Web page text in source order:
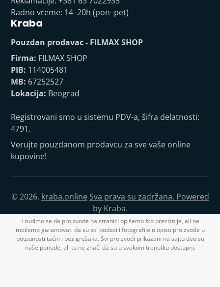
Radno vreme: 14–20h (pon–pet)
Kraba
Pouzdan prodavac - FILMAX SHOP
Firma: FILMAX SHOP
PIB: 114005481
MB: 67252527
Lokacija: Beograd
Registrovani smo u sistemu PDV-a, šifra delatnosti:
4791.
Verujte pouzdanom prodavcu za sve vaše online
kupovine!
© 2026, kraba.online Sva prava su zadržana. Powered
by Kraba.
Trudimo se da proizvode na stranici opišemo što preciznije, ali ne
možemo garantovati da su svi podaci i fotografije u opisu proizvoda u
potpunosti tačni i bez grešaka. Svi proizvodi prikazani na sajtu deo su
naše ponude, ali to ne znači da su u svakom trenutku dostupni.